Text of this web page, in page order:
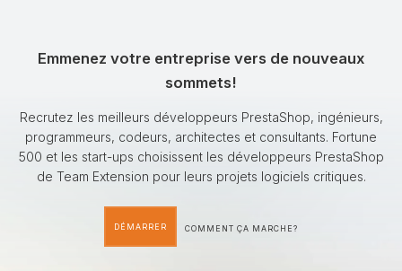
Emmenez votre entreprise vers de nouveaux
sommets!
Recrutez les meilleurs développeurs PrestaShop, ingénieurs,
programmeurs, codeurs, architectes et consultants. Fortune
500 et les start-ups choisissent les développeurs PrestaShop
de Team Extension pour leurs projets logiciels critiques.
DÉMARRER COMMENT ÇA MARCHE?